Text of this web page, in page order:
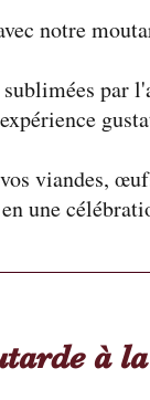
notre
par
viandes,
en une
à